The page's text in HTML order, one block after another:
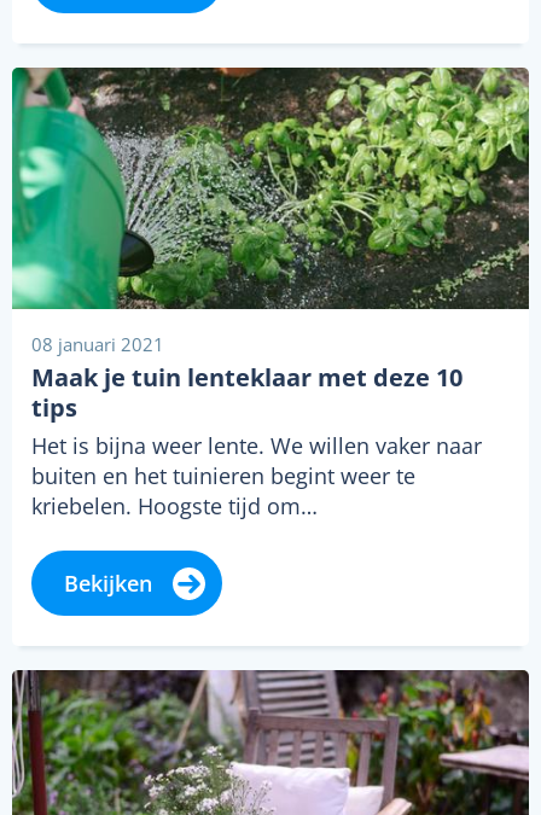
08 januari 2021
Maak je tuin lenteklaar met deze 10
tips
Het is bijna weer lente. We willen vaker naar
buiten en het tuinieren begint weer te
kriebelen. Hoogste tijd om…
Bekijken